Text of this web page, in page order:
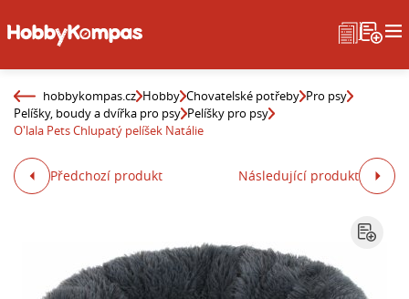
hobbykompas.cz Hobby Chovatelské potřeby Pro psy
Pelíšky, boudy a dvířka pro psy Pelíšky pro psy
O'lala Pets Chlupatý pelíšek Natálie
Předchozí produkt Následující produkt